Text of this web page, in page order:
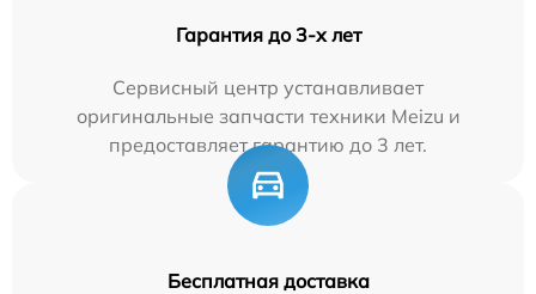
Гарантия до 3-х лет
Сервисный центр устанавливает
оригинальные запчасти техники Meizu и
предоставляет гарантию до 3 лет.
Бесплатная доставка